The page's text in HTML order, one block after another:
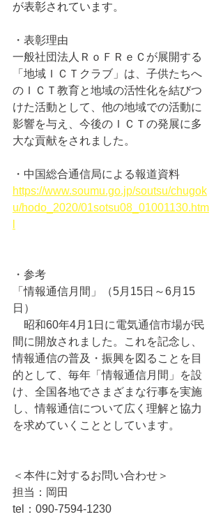
が表彰されています。
・表彰理由
一般社団法人ＲｏＦＲｅＣが展開する
「地域ＩＣＴクラブ」は、子供たちへ
のＩＣＴ教育と地域の活性化を結びつ
けた活動として、他の地域での活動に
影響を与え、今後のＩＣＴの発展に多
大な貢献をされました。
・中国総合通信局による報道資料
https://www.soumu.go.jp/soutsu/chugok
u/hodo_2020/01sotsu08_01001130.htm
・参考
「情報通信月間」（5月15日～6月15
日）
昭和60年4月1日に電気通信市場が民
間に開放されました。これを記念し、
情報通信の普及・振興を図ることを目
的として、毎年「情報通信月間」を設
け、全国各地でさまざまな行事を実施
し、情報通信について広く理解と協力
を求めていくこととしています。
＜本件に対するお問い合わせ＞
担当：岡田
tel：090-7594-1230